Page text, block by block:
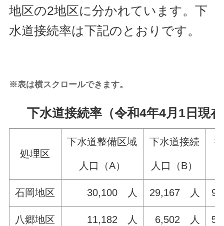
地区の2地区に分かれています。下
水道接続率は下記のとおりです。
※表は横スクロールできます。
下水道接続率（令和4年4月1日現
処理区
下水道整備区域
人口（A）
下水道接続
人口（B）
石岡地区 30,100 人 29,167 人
八郷地区 11,182 人 6,502 人